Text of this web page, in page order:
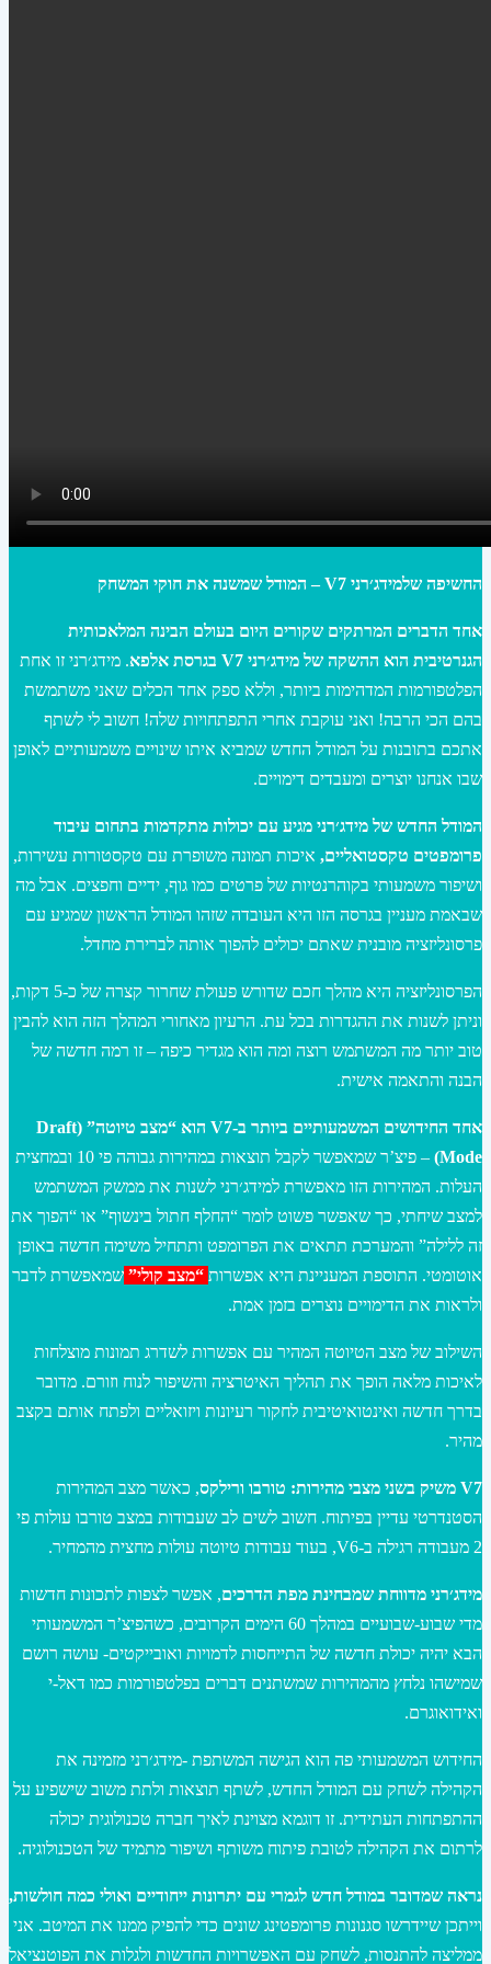
החשיפה שלמידג׳רני V7 – המודל שמשנה את חוקי המשחק
אחד הדברים המרתקים שקורים היום בעולם הבינה המלאכותית
הגנרטיבית הוא ההשקה של מידג׳רני V7 בגרסת אלפא
. מידג׳רני זו אחת
הפלטפורמות המדהימות ביותר, וללא ספק אחד הכלים שאני משתמשת
בהם הכי הרבה! ואני עוקבת אחרי התפתחויות שלה! חשוב לי לשתף
אתכם בתובנות על המודל החדש שמביא איתו שינויים משמעותיים לאופן
שבו אנחנו יוצרים ומעבדים דימויים.
המודל החדש של מידג׳רני מגיע עם יכולות מתקדמות בתחום עיבוד
פרומפטים טקסטואליים, איכות תמונה משופרת עם טקסטורות עשירות,
ושיפור משמעותי בקוהרנטיות של פרטים כמו גוף, ידיים וחפצים. אבל מה
שבאמת מעניין בגרסה הזו היא העובדה שזהו המודל הראשון שמגיע עם
פרסונליזציה מובנית שאתם יכולים להפוך אותה לברירת מחדל.
הפרסונליזציה היא מהלך חכם שדורש פעולת שחרור קצרה של כ-5 דקות,
וניתן לשנות את ההגדרות בכל עת. הרעיון מאחורי המהלך הזה הוא להבין
טוב יותר מה המשתמש רוצה ומה הוא מגדיר כיפה – זו רמה חדשה של
הבנה והתאמה אישית.
אחד החידושים המשמעותיים ביותר ב-V7 הוא “מצב טיוטה” (Draft
Mode)
– פיצ’ר שמאפשר לקבל תוצאות במהירות גבוהה פי 10 ובמחצית
העלות. המהירות הזו מאפשרת למידג׳רני לשנות את ממשק המשתמש
למצב שיחתי, כך שאפשר פשוט לומר “החלף חתול בינשוף” או “הפוך את
זה ללילה” והמערכת תתאים את הפרומפט ותתחיל משימה חדשה באופן
אוטומטי. התוספת המעניינת היא אפשרות “מצב קולי” שמאפשרת לדבר
ולראות את הדימויים נוצרים בזמן אמת.
השילוב של מצב הטיוטה המהיר עם אפשרות לשדרג תמונות מוצלחות
לאיכות מלאה הופך את תהליך האיטרציה והשיפור לנוח וזורם. מדובר
בדרך חדשה ואינטואיטיבית לחקור רעיונות ויזואליים ולפתח אותם בקצב
מהיר.
V7 משיק בשני מצבי מהירות: טורבו ורילקס
, כאשר מצב המהירות
הסטנדרטי עדיין בפיתוח. חשוב לשים לב שעבודות במצב טורבו עולות פי
2 מעבודה רגילה ב-V6, בעוד עבודות טיוטה עולות מחצית מהמחיר.
מידג׳רני מדווחת שמבחינת מפת הדרכים, אפשר לצפות לתכונות חדשות
מדי שבוע-שבועיים במהלך 60 הימים הקרובים, כשהפיצ’ר המשמעותי
הבא יהיה יכולת חדשה של התייחסות לדמויות ואובייקטים- עושה רושם
שמישהו נלחץ מהמהירות שמשתנים דברים בפלטפורמות כמו דאל-י
ואידואוגרם.
החידוש המשמעותי פה הוא הגישה המשתפת -מידג׳רני מזמינה את
הקהילה לשחק עם המודל החדש, לשתף תוצאות ולתת משוב שישפיע על
ההתפתחות העתידית. זו דוגמא מצוינת לאיך חברה טכנולוגית יכולה
לרתום את הקהילה לטובת פיתוח משותף ושיפור מתמיד של הטכנולוגיה.
נראה שמדובר במודל חדש לגמרי עם יתרונות ייחודיים ואולי כמה חולשות,
וייתכן שיידרשו סגנונות פרומפטינג שונים כדי להפיק ממנו את המיטב. אני
ממליצה להתנסות, לשחק עם האפשרויות החדשות ולגלות את הפוטנציאל